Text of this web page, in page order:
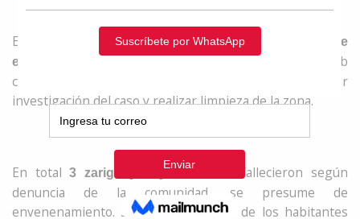
En Floridablanca la comunidad denunció el
posible
envenenamiento de zarigüeyas cerca del club
campestre. Hacen el llamado a las autoridades para abrir
investigación del caso y realizar limpieza de la zona.
En total3 zarigüeyas y dos aves
fallecieron según
denuncia de la comunidad, se presume de
envenenamiento. Según información de los habitantes